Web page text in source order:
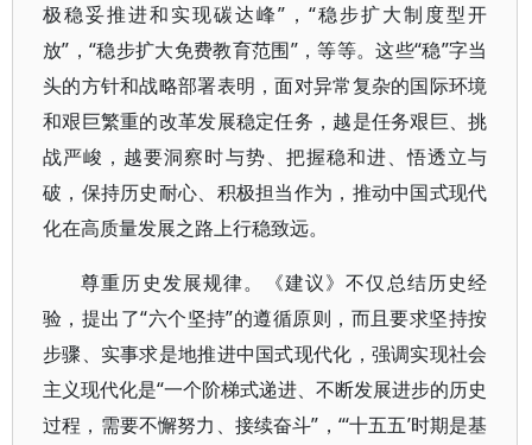
极稳妥推进和实现碳达峰”，“稳步扩大制度型开
放”，“稳步扩大免费教育范围”，等等。这些“稳”字当
头的方针和战略部署表明，面对异常复杂的国际环境
和艰巨繁重的改革发展稳定任务，越是任务艰巨、挑
战严峻，越要洞察时与势、把握稳和进、悟透立与
破，保持历史耐心、积极担当作为，推动中国式现代
化在高质量发展之路上行稳致远。
尊重历史发展规律。《建议》不仅总结历史经
验，提出了“六个坚持”的遵循原则，而且要求坚持按
步骤、实事求是地推进中国式现代化，强调实现社会
主义现代化是“一个阶梯式递进、不断发展进步的历史
过程，需要不懈努力、接续奋斗”，“‘十五五’时期是基